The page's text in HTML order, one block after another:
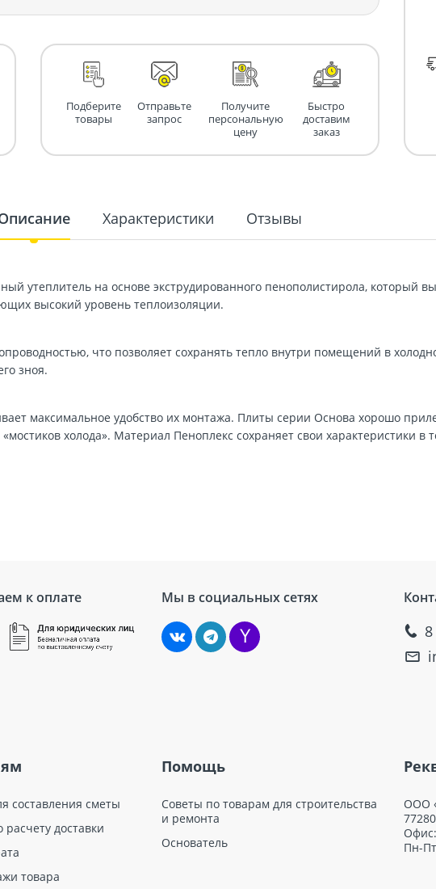
Подберите
товары
Отправьте
запрос
Получите
персональную
цену
Быстро
доставим
заказ
Характеристики Отзывы
утеплитель на основе экструдированного пенополистирола, который
высокий уровень теплоизоляции.
что позволяет сохранять тепло внутри помещений в
зноя.
максимальное удобство их монтажа. Плиты серии Основа хорошо
холода». Материал Пеноплекс сохраняет свои характеристики в
к оплате Мы в социальных сетях
составления сметы
доставки
товара
Помощь
Советы по товарам для строительства
и ремонта
Основатель
ООО
Пн-